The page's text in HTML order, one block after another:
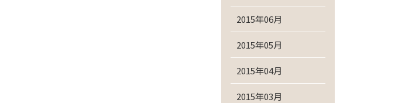
2015年06月
2015年05月
2015年04月
2015年03月